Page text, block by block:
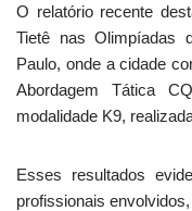
O relatório recente
Tietê nas Olimpíadas
Paulo, onde a cidade
Abordagem Tática
modalidade K9,
Esses resultados
profissionais